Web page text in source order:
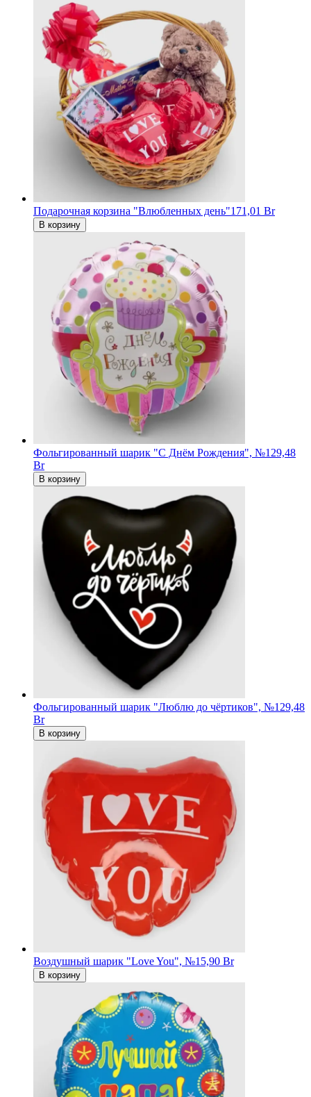
Подарочная корзина "Влюбленных день"171,01 Br
В корзину
Фольгированный шарик "С Днём Рождения", №1 29,48
Br
В корзину
Фольгированный шарик "Люблю до чёртиков", №1 29,48
Br
В корзину
Воздушный шарик "Love You", №1 5,90 Br
В корзину